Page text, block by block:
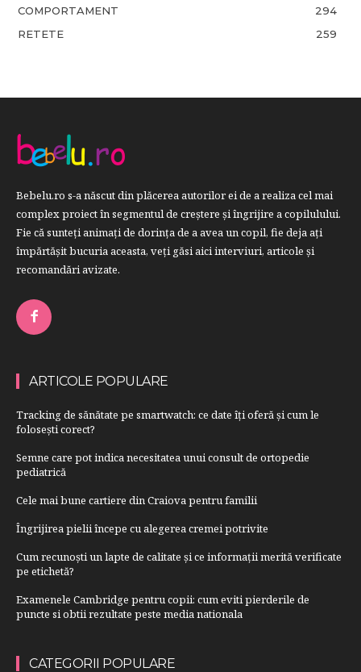
COMPORTAMENT
294
RETETE
259
Bebelu.ro s-a născut din plăcerea autorilor ei de a realiza cel mai
complex proiect în segmentul de creştere şi îngrijire a copilulului.
Fie că sunteţi animaţi de dorinţa de a avea un copil, fie deja aţi
împărtăşit bucuria aceasta, veți găsi aici interviuri, articole şi
recomandări avizate.
ARTICOLE POPULARE
Tracking de sănătate pe smartwatch: ce date îți oferă și cum le
folosești corect?
Semne care pot indica necesitatea unui consult de ortopedie
pediatrică
Cele mai bune cartiere din Craiova pentru familii
Îngrijirea pielii începe cu alegerea cremei potrivite
Cum recunoști un lapte de calitate și ce informații merită verificate
pe etichetă?
Examenele Cambridge pentru copii: cum eviti pierderile de
puncte si obtii rezultate peste media nationala
CATEGORII POPULARE